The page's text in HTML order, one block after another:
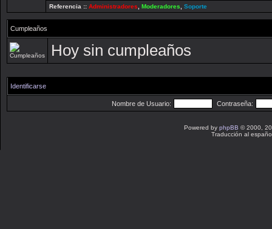
Referencia :: Administradores Moderadores Soporte
Cumpleaños
Hoy sin cumpleaños
Identificarse
Nombre de Usuario: Contraseña:
Powered by phpBB © 2000,
Traducción al